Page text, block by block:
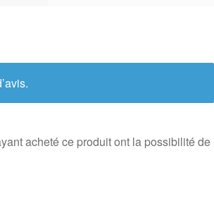
acheté ce produit ont la possibilité de